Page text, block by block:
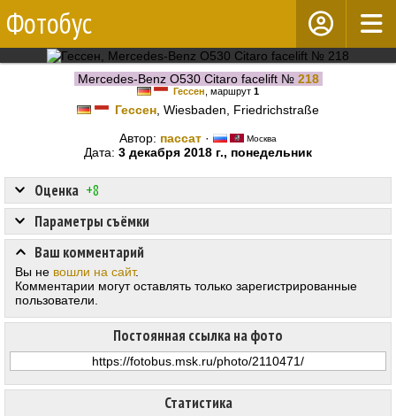
Фотобус
Mercedes-Benz O530 Citaro facelift № 218
Гессен , маршрут 1
Гессен , Wiesbaden, Friedrichstraße
Автор: пассат · Москва
Дата: 3 декабря 2018 г., понедельник
Статистика
Оценка +8
Постоянная ссылка на фото
Параметры съёмки
Ваш комментарий
Вы не вошли на сайт.
Комментарии могут оставлять только зарегистрированные
пользователи.